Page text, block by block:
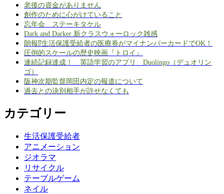
老後の資金がありません
創作のために心がけていること
忘年会 ステーキタケル
Dark and Darker 新クラスウォーロック雑感
朗報⁉生活保護受給者の医療券がマイナンバーカードでOK！
圧倒的スケールの歴史映画『トロイ』
連続記録達成！ 英語学習のアプリ Duolingo（デュオリン
ゴ）
阪神次期監督岡田内定の報道について
過去との決別相手が許せなくても
カテゴリー
生活保護受給者
アニメーション
ジオラマ
リサイクル
テーブルゲーム
ネイル